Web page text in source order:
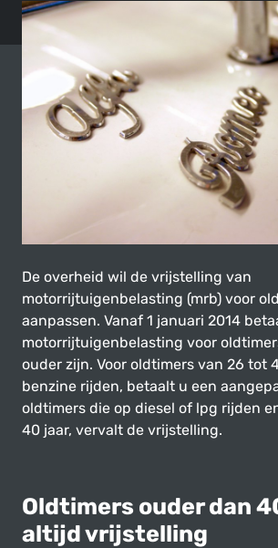
De overheid wil de vrijstelling van
motorrijtuigenbelasting (mrb) voor
aanpassen. Vanaf 1 januari 2014
motorrijtuigenbelasting voor
ouder zijn. Voor oldtimers van 26 tot
benzine rijden, betaalt u een
oldtimers die op diesel of lpg rijden
40 jaar, vervalt de vrijstelling.
Oldtimers ouder dan
altijd vrijstelling